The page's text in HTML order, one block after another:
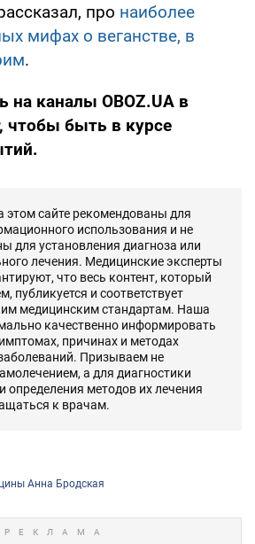
про наиболее
мифах о веганстве, в
.
на каналы OBOZ.UA в
, чтобы быть в курсе
этом сайте рекомендованы для
использования и не
для установления диагноза или
лечения. Медицинские эксперты
что весь контент, который
публикуется и соответствует
медицинским стандартам. Наша
качественно информировать
причинах и методах
Призываем не
а для диагностики
определения методов их лечения
к врачам.
Анна Бродская